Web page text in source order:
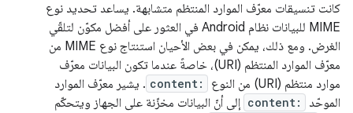
كانت تنسيقات معرّف الموارد المنتظم متشابهة. يساعد تحديد نوع
MIME للبيانات نظام Android في العثور على أفضل مكوّن لتلقّي
الغرض. ومع ذلك، يمكن في بعض الأحيان استنتاج نوع MIME من
معرّف الموارد المنتظم (URI)، خاصةً عندما تكون البيانات معرّف
موارد منتظم (URI) من النوع
content: . يشير معرّف الموارد
الموحّد
content: إلى أنّ البيانات مخزّنة على الجهاز ويتحكّم